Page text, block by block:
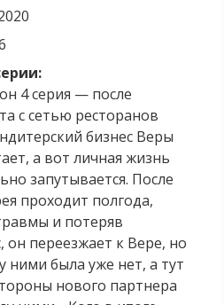
4 серия — после
с сетью ресторанов
бизнес Веры
а вот личная жизнь
запутывается. После
проходит полгода,
и потеряв
он переезжает к Вере, но
ними была уже нет, а тут
нового партнера